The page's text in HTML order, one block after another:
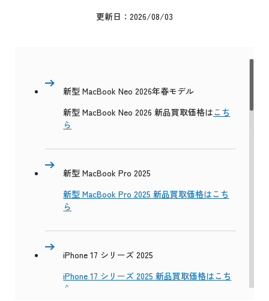
更新日：2026/08/03
新型 MacBook Neo 2026年春モデル
新型 MacBook Neo 2026 新品買取価格はこち
ら
新型 MacBook Pro 2025
新型 MacBook Pro 2025 新品買取価格はこち
ら
iPhone 17 シリーズ 2025
iPhone 17 シリーズ 2025 新品買取価格はこち
ら